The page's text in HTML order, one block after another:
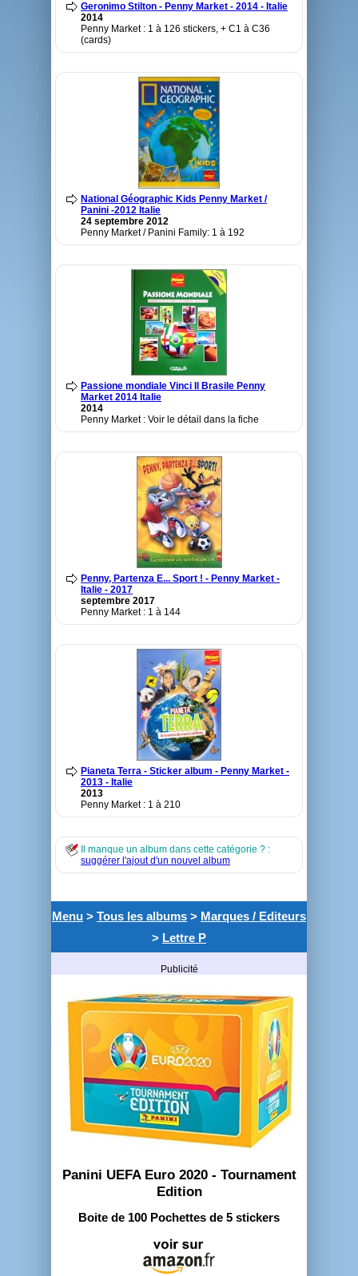
Geronimo Stilton - Penny Market - 2014 - Italie
2014
Penny Market : 1 à 126 stickers, + C1 à C36
(cards)
National Géographic Kids Penny Market /
Panini -2012 Italie
24 septembre 2012
Penny Market / Panini Family: 1 à 192
Passione mondiale Vinci Il Brasile Penny
Market 2014 Italie
2014
Penny Market : Voir le détail dans la fiche
Penny, Partenza E... Sport ! - Penny Market -
Italie - 2017
septembre 2017
Penny Market : 1 à 144
Pianeta Terra - Sticker album - Penny Market -
2013 - Italie
2013
Penny Market : 1 à 210
Il manque un album dans cette catégorie ? :
suggérer l'ajout d'un nouvel album
Menu > Tous les albums > Marques / Editeurs
> Lettre P
Publicité
Panini UEFA Euro 2020 - Tournament
Edition
Boite de 100 Pochettes de 5 stickers